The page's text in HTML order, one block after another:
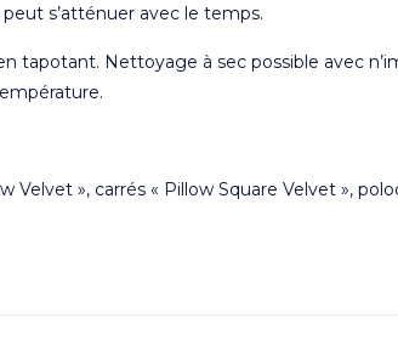
s’atténuer avec le temps.
Nettoyage à sec possible avec
», carrés « Pillow Square Velvet »,